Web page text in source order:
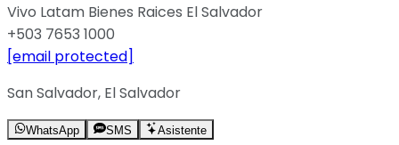
Vivo Latam Bienes Raices El Salvador
+503 7653 1000
[email protected]
San Salvador, El Salvador
WhatsApp SMS Asistente